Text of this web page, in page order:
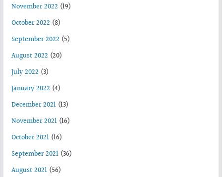
November 2022 (19)
October 2022 (8)
September 2022 (5)
August 2022 (20)
July 2022 (3)
January 2022 (4)
December 2021(13)
November 2021(16)
October 2021(16)
September 2021(36)
August 2021(56)